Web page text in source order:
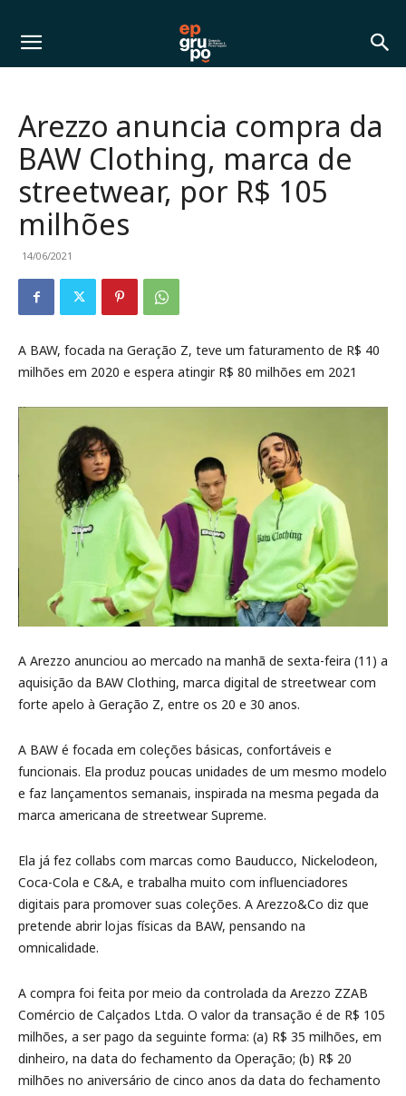
Arezzo anuncia compra da
BAW Clothing, marca de
streetwear, por R$ 105
milhões
14/06/2021
A BAW, focada na Geração Z, teve um faturamento de R$ 40
milhões em 2020 e espera atingir R$ 80 milhões em 2021
A Arezzo anunciou ao mercado na manhã de sexta-feira (11) a
aquisição da BAW Clothing, marca digital de streetwear com
forte apelo à Geração Z, entre os 20 e 30 anos.
A BAW é focada em coleções básicas, confortáveis e
funcionais. Ela produz poucas unidades de um mesmo modelo
e faz lançamentos semanais, inspirada na mesma pegada da
marca americana de streetwear Supreme.
Ela já fez collabs com marcas como Bauducco, Nickelodeon,
Coca-Cola e C&A, e trabalha muito com influenciadores
digitais para promover suas coleções. A Arezzo&Co diz que
pretende abrir lojas físicas da BAW, pensando na
omnicalidade.
A compra foi feita por meio da controlada da Arezzo ZZAB
Comércio de Calçados Ltda. O valor da transação é de R$ 105
milhões, a ser pago da seguinte forma: (a) R$ 35 milhões, em
dinheiro, na data do fechamento da Operação; (b) R$ 20
milhões no aniversário de cinco anos da data do fechamento